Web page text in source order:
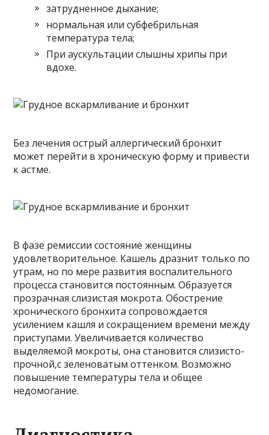
затрудненное дыхание;
нормальная или субфебрильная
температура тела;
При аускультации слышны хрипы при
вдохе.
Без лечения острый аллергический бронхит
может перейти в хроническую форму и привести
к астме.
В фазе ремиссии состояние женщины
удовлетворительное. Кашель дразнит только по
утрам, но по мере развития воспалительного
процесса становится постоянным. Образуется
прозрачная слизистая мокрота. Обострение
хронического бронхита сопровождается
усилением кашля и сокращением времени между
приступами. Увеличивается количество
выделяемой мокроты, она становится слизисто-
прочной,с зеленоватым оттенком. Возможно
повышение температуры тела и общее
недомогание.